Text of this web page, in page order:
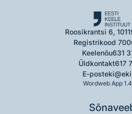
Roosikrantsi 6,
Registrikood
Keelenõu631
Üldkontakt617
E-post
Wordweb App